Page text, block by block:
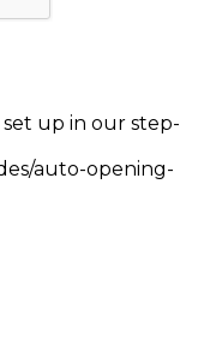
up in our step-
auto-opening-